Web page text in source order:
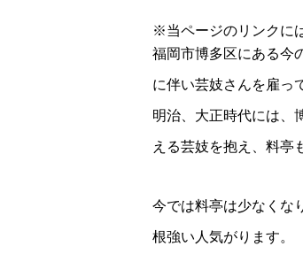
※当ページのリンクに
福岡市博多区にある今
に伴い芸妓さんを雇っ
明治、大正時代には、
える芸妓を抱え、料亭
今では料亭は少なくな
根強い人気がります。